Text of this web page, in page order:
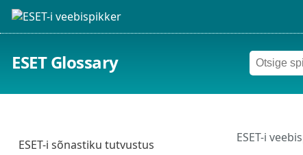
ESET Glossary
ESET-i